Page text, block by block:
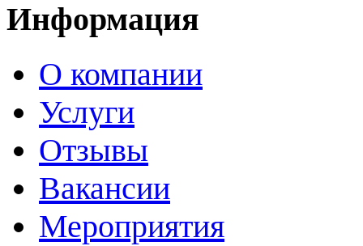
Информация
О компании
Услуги
Отзывы
Вакансии
Мероприятия